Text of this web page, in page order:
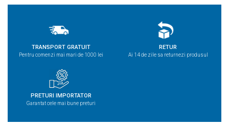
TRANSPORT GRATUIT
Pentru comenzi mai mari de 1000 lei
RETUR
Ai 14 de zile sa returnezi produsul
PRETURI IMPORTATOR
Garantat cele mai bune preturi